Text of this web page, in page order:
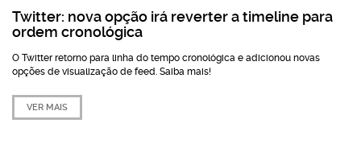
Twitter: nova opção irá reverter a timeline para
ordem cronológica
O Twitter retorno para linha do tempo cronológica e adicionou novas
opções de visualização de feed. Saiba mais!
VER MAIS